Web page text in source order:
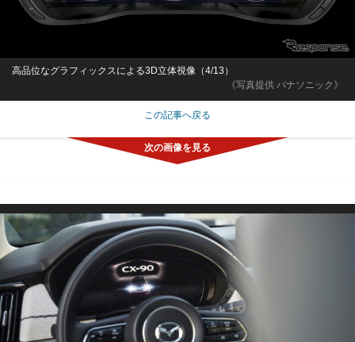
《写真提供 パナソニック》
高品位なグラフィックスによる3D立体視像（4/13）
この記事へ戻る